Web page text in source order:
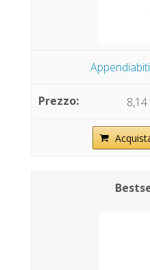
8,14